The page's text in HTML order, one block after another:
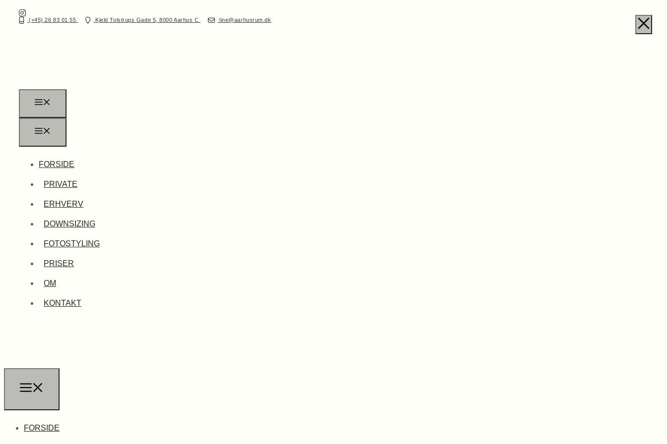
(+45) 26 83 01 55 Kjeld Tolstrups Gade 5, 8000 Aarhus C line@aarhusrum.dk
FORSIDE
PRIVATE
ERHVERV
DOWNSIZING
FOTOSTYLING
PRISER
OM
KONTAKT
FORSIDE